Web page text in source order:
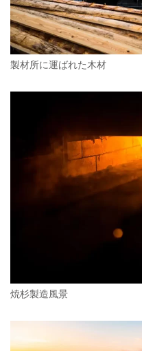
製材所に運ばれた木材
焼杉製造風景